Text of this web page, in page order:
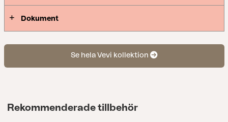
Dokument
Se hela Vevi kollektion
Rekommenderade tillbehör